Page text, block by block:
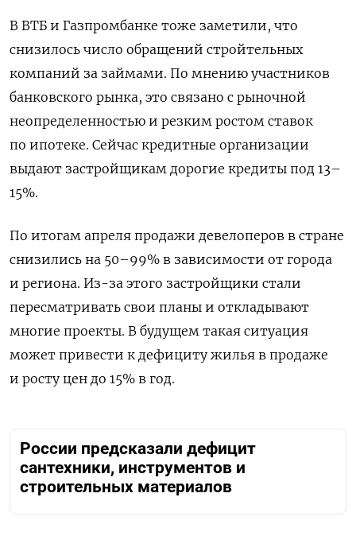
В ВТБ и Газпромбанке тоже заметили, что
снизилось число обращений стройтельных
компаний за займами. По мнению участников
банковского рынка, это связано с рыночной
неопределенностью и резким ростом ставок
по ипотеке. Сейчас кредитные организации
выдают застройщикам дорогие кредиты под 13–
15%.
По итогам апреля продажи девелоперов в стране
снизились на 50–99% в зависимости от города
и региона. Из-за этого застройщики стали
пересматривать свои планы и откладывают
многие проекты. В будущем такая ситуация
может привести к дефициту жилья в продаже
и росту цен до 15% в год.
России предсказали дефицит
сантехники, инструментов и
строительных материалов